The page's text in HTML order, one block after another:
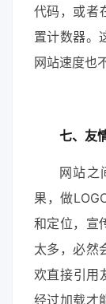
代码，或者
置计数器。
网站速度也
七、友
网站之
果，做
和定位，宣
太多，必然
欢直接引用
经过加载才